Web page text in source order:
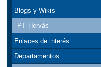
Blogs y Wikis
PT Hervás
Enlaces de interés
Departamentos